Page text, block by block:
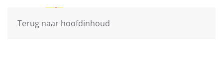
Terug naar hoofdinhoud